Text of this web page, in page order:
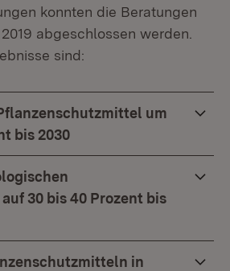
konnten die Beratungen
abgeschlossen werden.
sind:
um
bis 2030
30 bis 40 Prozent bis
in